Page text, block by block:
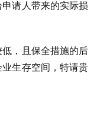
请人带来的实际损
，且保全措施的后
生存空间，特请贵